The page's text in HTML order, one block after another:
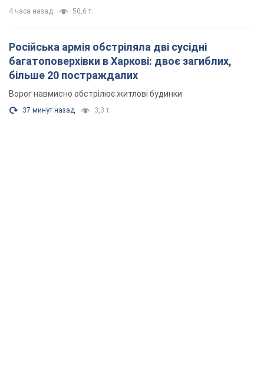
4 часа назад 50,6 т.
Російська армія обстріляла дві сусідні
багатоповерхівки в Харкові: двоє загиблих,
більше 20 постраждалих
Ворог навмисно обстрілює житлові будинки
37 минут назад 3,3 т.